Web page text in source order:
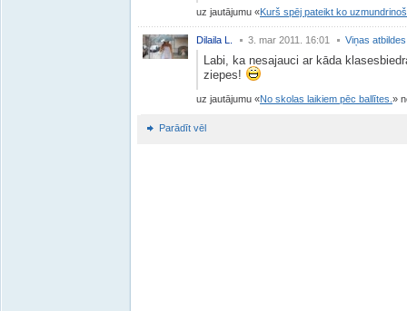
uz jautājumu Kurš spēj pateikt ko
Dilaila L. 3. mar 2011. 16:01 Viņas atbildes
Labi, ka nesajauci ar kāda
ziepes!
uz jautājumu No skolas laikiem pēc ballītes.
Parādīt vēl